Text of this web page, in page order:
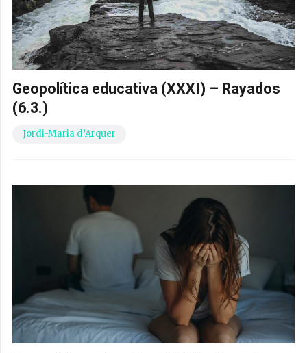
Geopolítica educativa (XXXI) – Rayados
(6.3.)
Jordi-Maria d’Arquer